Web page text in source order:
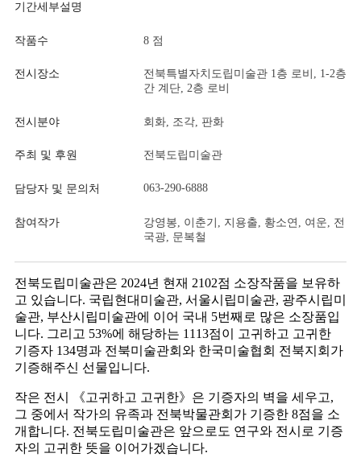
기간세부설명
작품수 8 점
전시장소
전북특별자치도립미술관 1층 로비, 1-2층
간 계단, 2층 로비
전시분야 회화, 조각, 판화
주최 및 후원 전북도립미술관
담당자 및 문의처 063-290-6888
참여작가
강영봉, 이춘기, 지용출, 황소연, 여운, 전
국광, 문복철
전북도립미술관은 2024년 현재 2102점 소장작품을 보유하
고 있습니다. 국립현대미술관, 서울시립미술관, 광주시립미
술관, 부산시립미술관에 이어 국내 5번째로 많은 소장품입
니다. 그리고 53%에 해당하는 1113점이 고귀하고 고귀한
기증자 134명과 전북미술관회와 한국미술협회 전북지회가
기증해주신 선물입니다.
작은 전시 《고귀하고 고귀한》 은 기증자의 벽을 세우고,
그 중에서 작가의 유족과 전북박물관회가 기증한 8점을 소
개합니다. 전북도립미술관은 앞으로도 연구와 전시로 기증
자의 고귀한 뜻을 이어가겠습니다.